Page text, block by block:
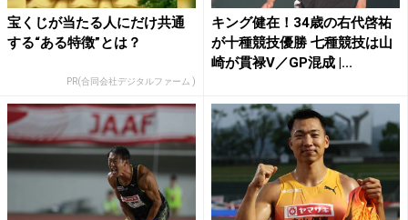
宝くじが当たる人にだけ共通
する“ある特徴”とは？
PR(合同会社デジタルファーム )
キング健在！34歳の右代啓祐
が十種競技優勝 七種競技は山
崎が貫禄V／GP混成 |...